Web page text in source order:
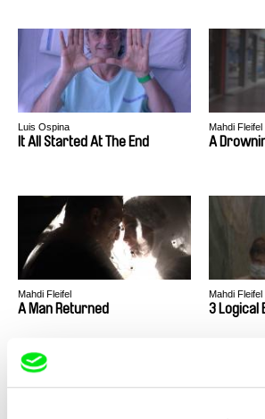
Luis Ospina
It All Started At The End
Mahdi Fleifel
A
Mahdi Fleifel
A Man Returned
Mahdi Fleifel
3 Logical